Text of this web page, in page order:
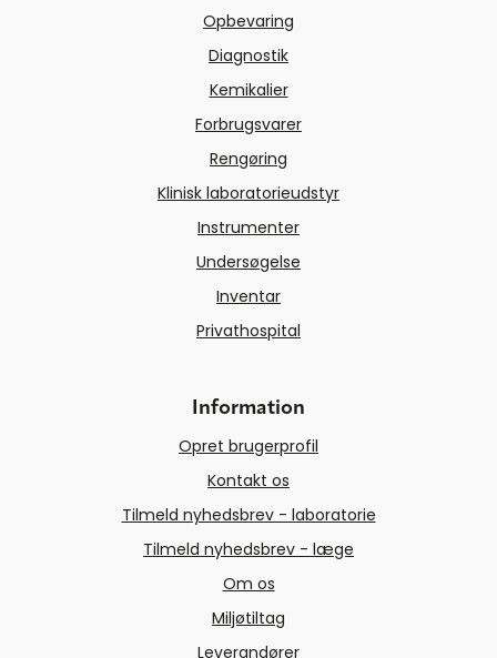
Opbevaring
Diagnostik
Kemikalier
Forbrugsvarer
Rengøring
Klinisk laboratorieudstyr
Instrumenter
Undersøgelse
Inventar
Privathospital
Information
Opret brugerprofil
Kontakt os
Tilmeld nyhedsbrev - laboratorie
Tilmeld nyhedsbrev - læge
Om os
Miljøtiltag
Leverandører